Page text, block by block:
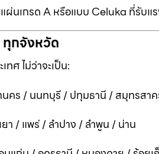
ผ่นเกรด A หรือแบบ Celuka ที่รับแ
ทุกจังหวัด
ศ ไม่ว่าจะเป็น:
คร / นนทบุรี / ปทุมธานี / สมุทรสาค
ยา / แพร่ / ลำปาง / ลำพูน / น่าน